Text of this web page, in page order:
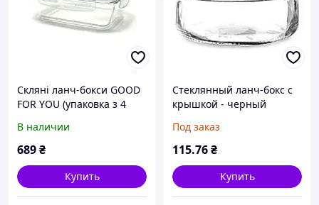
Скляні ланч-бокси GOOD
FOR YOU (упаковка з 4
В наличии
689₴
Купить
Стеклянный ланч-бокс с
крышкой - черный
Под заказ
115.76₴
Купить